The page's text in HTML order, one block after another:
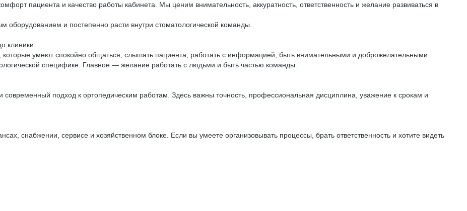
пациента и качество работы кабинета. Мы ценим внимательность, аккуратность, ответственность и желание развиваться в
и постепенно расти внутри стоматологической команды.
клиники.
умеют спокойно общаться, слышать пациента, работать с информацией, быть внимательными и доброжелательными.
специфике. Главное — желание работать с людьми и быть частью команды.
подход к ортопедическим работам. Здесь важны точность, профессиональная дисциплина, уважение к срокам и
снабжении, сервисе и хозяйственном блоке. Если вы умеете организовывать процессы, брать ответственность и хотите видеть